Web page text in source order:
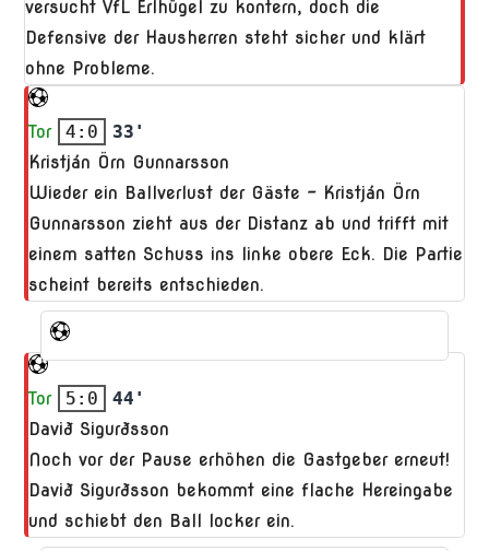
versucht VfL Erlhügel zu kontern, doch die
Defensive der Hausherren steht sicher und klärt
ohne Probleme.
Tor 4:0
33'
Kristján Örn Gunnarsson
Wieder ein Ballverlust der Gäste – Kristján Örn
Gunnarsson zieht aus der Distanz ab und trifft mit
einem satten Schuss ins linke obere Eck. Die Partie
scheint bereits entschieden.
Tor 5:0
44'
Davið Sigurðsson
Noch vor der Pause erhöhen die Gastgeber erneut!
Davið Sigurðsson bekommt eine flache Hereingabe
und schiebt den Ball locker ein.